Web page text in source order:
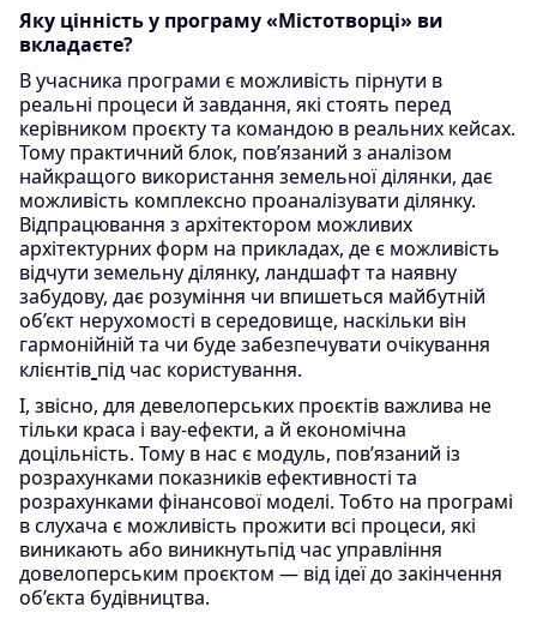
Яку цінність у програму «Містотворці» ви
вкладаєте?
В учасника програми є можливість пірнути в
реальні процеси й завдання, які стоять перед
керівником проєкту та командою в реальних кейсах.
Тому практичний блок, пов’язаний з аналізом
найкращого використання земельної ділянки, дає
можливість комплексно проаналізувати ділянку.
Відпрацювання з архітектором можливих
архітектурних форм на прикладах, де є можливість
відчути земельну ділянку, ландшафт та наявну
забудову, дає розуміння чи впишеться майбутній
об’єкт нерухомості в середовище, наскільки він
гармонійній та чи буде забезпечувати очікування
клієнтів під час користування.
І, звісно, для девелоперських проєктів важлива не
тільки краса і вау-ефекти, а й економічна
доцільність. Тому в нас є модуль, пов’язаний із
розрахунками показників ефективності та
розрахунками фінансової моделі. Тобто на програмі
в слухача є можливість прожити всі процеси, які
виникають або виникнутьпід час управління
довелоперським проєктом — від ідеї до закінчення
об’єкта будівництва.